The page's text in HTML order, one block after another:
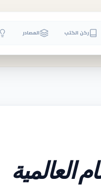
ركن الكتب المصادر
العالمية